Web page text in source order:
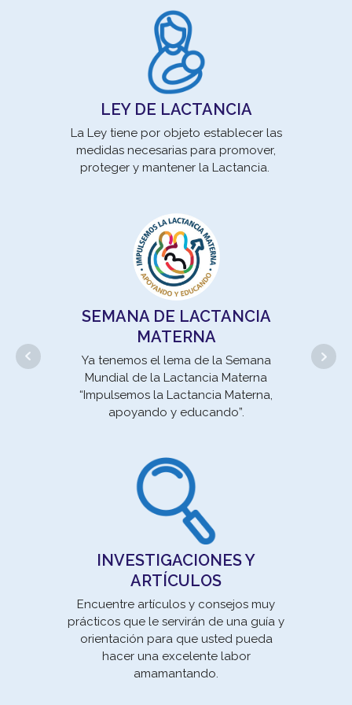
LEY DE LACTANCIA
La Ley tiene por objeto establecer las
medidas necesarias para promover,
proteger y mantener la Lactancia.
SEMANA DE LACTANCIA
MATERNA
Ya tenemos el lema de la Semana
Mundial de la Lactancia Materna
“Impulsemos la Lactancia Materna,
apoyando y educando”.
INVESTIGACIONES Y
ARTÍCULOS
Encuentre artículos y consejos muy
prácticos que le servirán de una guía y
orientación para que usted pueda
hacer una excelente labor
amamantando.